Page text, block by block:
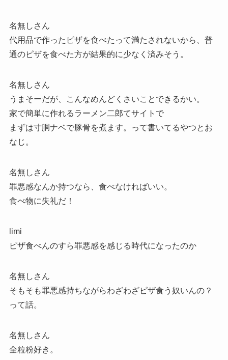
名無しさん
代用品で作ったピザを食べたって満たされないから、普
通のピザを食べた方が結果的に少なく済みそう。
名無しさん
うまそーだが、こんなめんどくさいことできるかい。
家で簡単に作れるラーメン二郎てサイトで
まずは寸胴ナベで豚骨を煮ます。って書いてるやつとお
なじ。
名無しさん
罪悪感なんか持つなら、食べなければいい。
食べ物に失礼だ！
limi
ピザ食べんのすら罪悪感を感じる時代になったのか
名無しさん
そもそも罪悪感持ちながらわざわざピザ食う奴いんの？
って話。
名無しさん
全粒粉好き。